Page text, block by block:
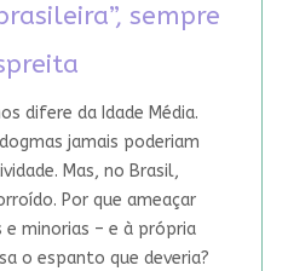
sempre
difere da Idade Média.
jamais poderiam
Mas, no Brasil,
Por que ameaçar
minorias – e à própria
o espanto que deveria?